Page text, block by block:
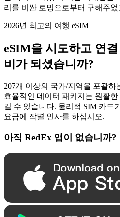
리를 비싼 로밍으로부터 구해주
2026년 최고의 여행 eSIM
eSIM을 시도하고 연
비가 되셨습니까?
207개 이상의 국가/지역을 포괄하
효율적인 데이터 패키지는 원활
길 수 있습니다. 물리적 SIM 카드
요금에 작별 인사를 하십시오.
아직 RedEx 앱이 없습니까?